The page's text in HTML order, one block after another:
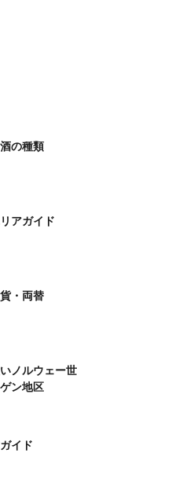
の種類
アガイド
・両替
ノルウェー世
ン地区
イド